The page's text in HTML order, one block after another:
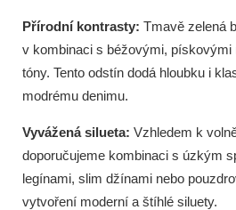
Přírodní kontrasty: Tmavě zelená
v kombinaci s béžovými, pískovými
tóny. Tento odstín dodá hloubku i
modrému denimu.
Vyvážená silueta: Vzhledem k
doporučujeme kombinaci s úzkým
legínami, slim džínami nebo
vytvoření moderní a štíhlé siluety.